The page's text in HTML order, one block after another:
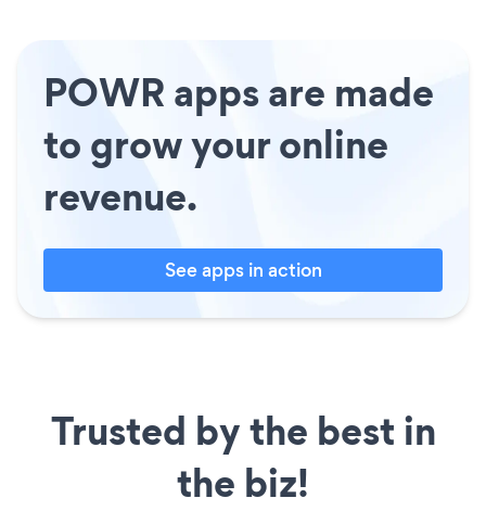
POWR apps are made
to grow your online
revenue.
See apps in action
Trusted by the best in
the biz!